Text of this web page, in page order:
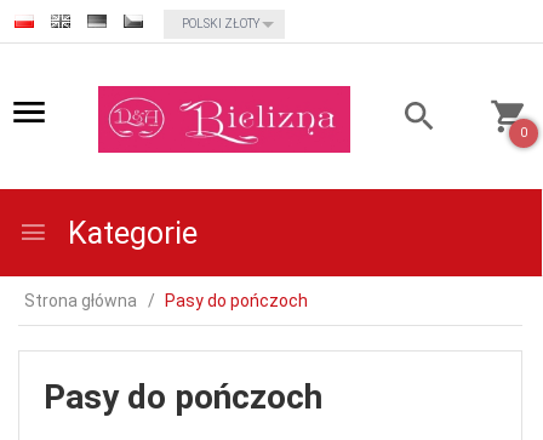
currency_h
POLSKI ZŁOTY
0
Kategorie
Strona główna Pasy do pończoch
Pasy do pończoch